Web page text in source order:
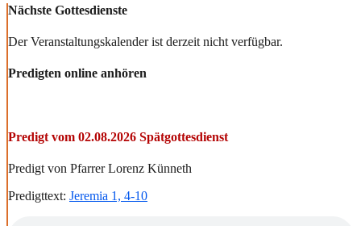
Nächste Gottesdienste
Der Veranstaltungskalender ist derzeit nicht verfügbar.
Predigten online anhören
Predigt vom 02.08.2026 Spätgottesdienst
Predigt von Pfarrer Lorenz Künneth
Predigttext: Jeremia 1, 4-10